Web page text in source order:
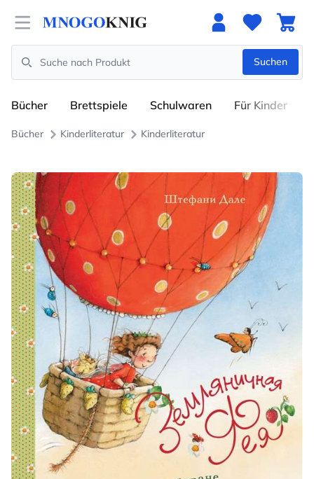
Open menu
Search
Suchen
Bücher Brettspiele Schulwaren Für Kinder
Bücher Kinderliteratur Kinderliteratur